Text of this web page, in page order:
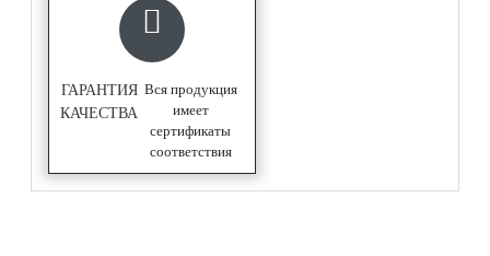
ГАРАНТИЯ
КАЧЕСТВА
Вся продукция
имеет
сертификаты
соответствия